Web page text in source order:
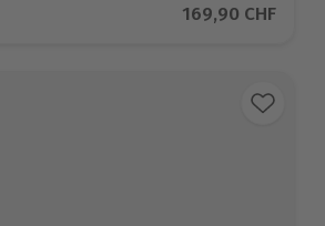
basierend auf 2 BewertungenAktueller Preis
169,90 CHF